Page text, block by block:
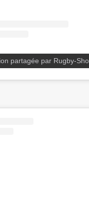
partagée par Rugby-